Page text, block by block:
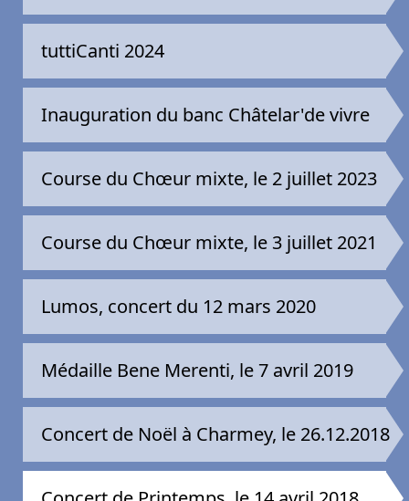
tuttiCanti 2024
Inauguration du banc Châtelar'de vivre
Course du Chœur mixte, le 2 juillet 2023
Course du Chœur mixte, le 3 juillet 2021
Lumos, concert du 12 mars 2020
Médaille Bene Merenti, le 7 avril 2019
Concert de Noël à Charmey, le 26.12.2018